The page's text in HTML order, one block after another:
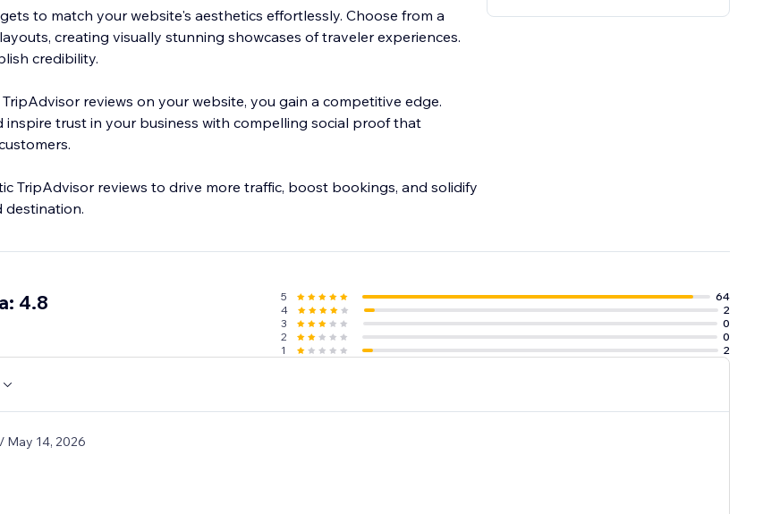
to match your website's aesthetics effortlessly. Choose from a
creating visually stunning showcases of traveler experiences.
credibility.
reviews on your website, you gain a competitive edge.
inspire trust in your business with compelling social proof that
TripAdvisor reviews to drive more traffic, boost bookings, and solidify
destination.
4.8 5
64
4
2
3
0
2
0
1
2
May 14, 2026